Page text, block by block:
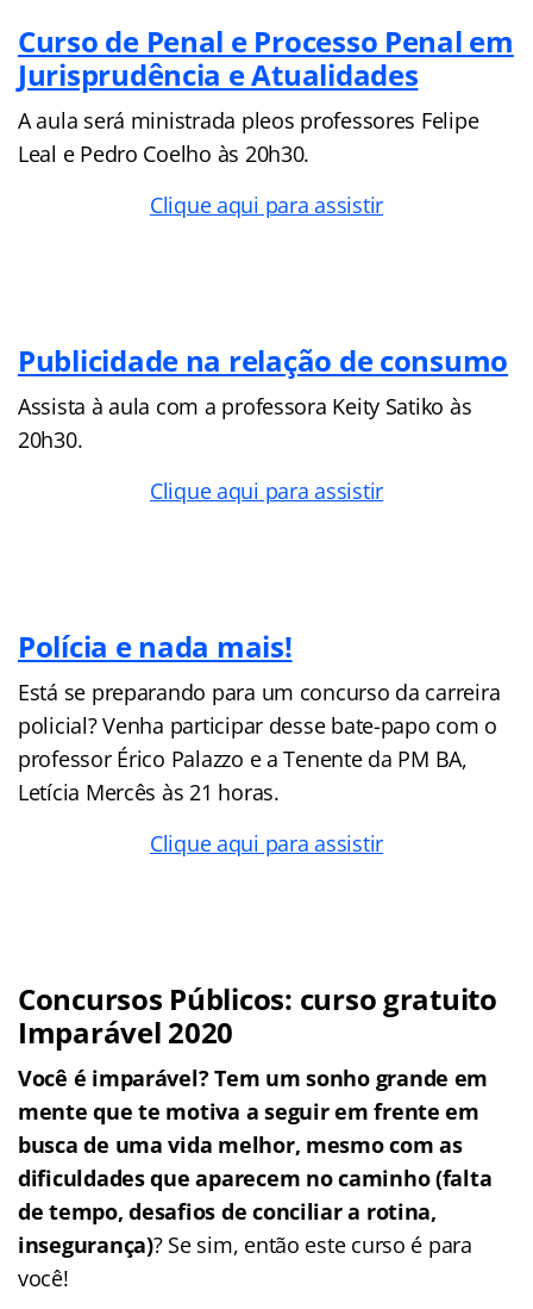
Curso de Penal e Processo Penal em
Jurisprudência e Atualidades
A aula será ministrada pleos professores Felipe
Leal e Pedro Coelho às 20h30.
Clique aqui para assistir
Publicidade na relação de consumo
Assista à aula com a professora Keity Satiko às
20h30.
Clique aqui para assistir
Polícia e nada mais!
Está se preparando para um concurso da carreira
policial? Venha participar desse bate-papo com o
professor Érico Palazzo e a Tenente da PM BA,
Letícia Mercês às 21 horas.
Clique aqui para assistir
Concursos Públicos: curso gratuito
Imparável 2020
Você é imparável? Tem um sonho grande em
mente que te motiva a seguir em frente em
busca de uma vida melhor, mesmo com as
dificuldades que aparecem no caminho (falta
de tempo, desafios de conciliar a rotina,
insegurança)? Se sim, então este curso é para
você!